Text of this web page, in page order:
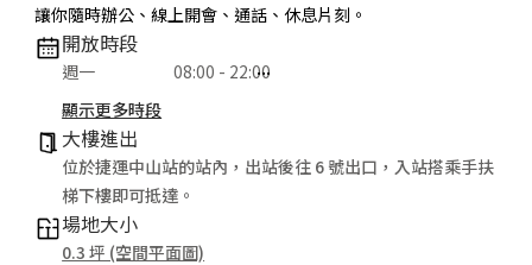
讓你隨時辦公、線上開會、通話、休息片刻。
開放時段
週一
08:00 - 22:00
週二
週三
週四
11:00 - 22:00
週五
08:00 - 22:00
週六
週日
08:00 - 22:00
顯示更多時段
大樓進出
位於捷運中山站的站內，出站後往 6 號出口，入站搭乘手扶
梯下樓即可抵達。
場地大小
0.3 坪 (空間平面圖)